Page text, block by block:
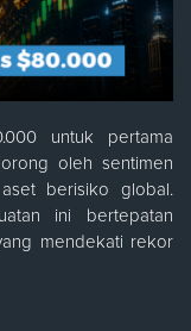
untuk pertama
oleh sentimen
berisiko global.
ini bertepatan
mendekati rekor